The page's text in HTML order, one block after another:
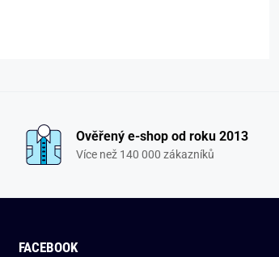
Ověřený e-shop od roku 2013
Více než 140 000 zákazníků
FACEBOOK